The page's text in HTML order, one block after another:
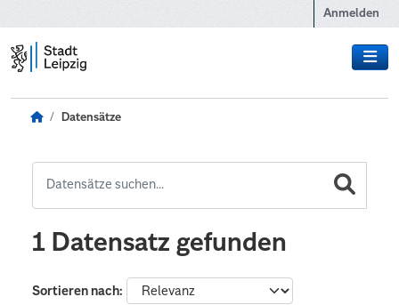
Anmelden
Datensätze
1 Datensatz gefunden
Sortieren nach